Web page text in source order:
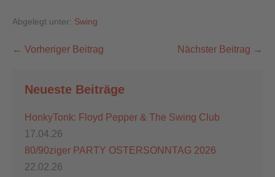
Abgelegt unter: Swing
← Vorheriger Beitrag Nächster Beitrag →
Neueste Beiträge
HonkyTonk: Floyd Pepper & The Swing Club
17.04.26
80/90ziger PARTY OSTERSONNTAG 2026
22.02.26